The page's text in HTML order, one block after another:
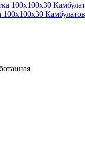
100х100x30